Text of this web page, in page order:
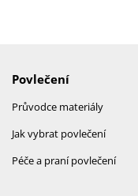
Povlečení
Průvodce materiály
Jak vybrat povlečení
Péče a praní povlečení